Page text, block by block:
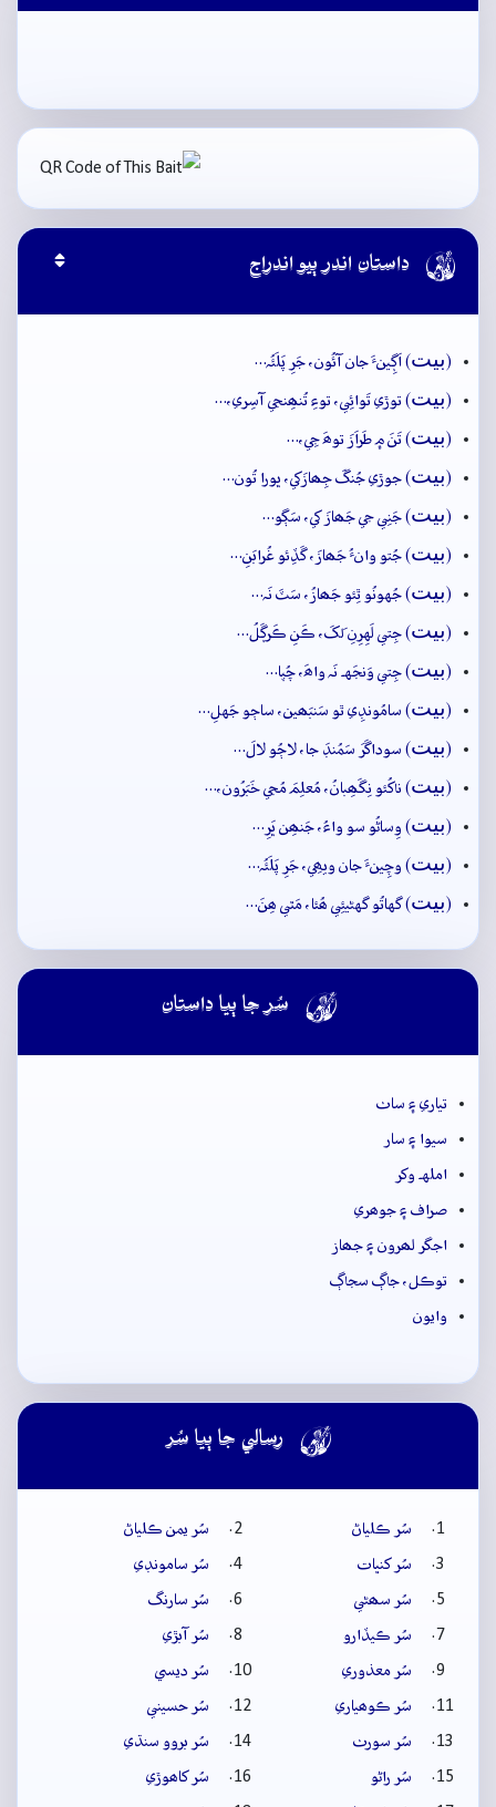
 داستان اندر ٻيو اندراج
(بيت) اَڳِينءَ جان آئُون، جَرِ پَلَئُہ…
(بيت) توڙي تَوائِي، توءِ تُنھِنجي آسِري،…
(بيت) تَنَ ۾ طَراَزَ توھَ جِي،…
(بيت) جوڙي جُنگَ جِھازَکي، ڀورا تُون…
(بيت) جَنِي جي جَھازَ کي، سَڳو…
(بيت) جُتو وانءُ جَھازَ، گَڏِئو غُرابَنِ…
(بيت) جُهونُو ٿِئو جَھازُ، سَٽَ نَہ…
(بيت) جِتي لَهِرِنِ لَکَ، ڪَنِ ڪَرڳَلُ…
(بيت) جِتي وَنجَهہ نَہ واھَ، چُپا…
(بيت) سامُونڊِي ٿو سَنبَھين، ساڄو جَهلِ…
(بيت) سوداگَرَ سَمُنڊَ جا، لاڄُو لالَ…
(بيت) ناکُئو نِگَھِبانُ، مُعلِمَ مُجي خَبَرُون،…
(بيت) وِساڻُو سو واءُ، جَنھِن ڀَرِ…
(بيت) وچِينءَ جان ويھِي، جَرِ پَلَئُہ…
(بيت) گهاتُو گهڻيئِي ھُئا، مَٿي ھِنَ…
 سُر جا ٻيا داستان
تياري ۽ ساٺ
سيوا ۽ سار
املهہ وکر
صراف ۽ جوھري
اجگر لھرون ۽ جھاز
توڪل، جاڳ سجاڳ
وايون
 رسالي جا ٻيا سُر
سُر ڪلياڻ
سُر يمن ڪلياڻ
سُر کنڀات
سُر سامونڊي
سُر سھڻي
سُر سارنگ
سُر ڪيڏارو
سُر آبڙي
سُر معذوري
سُر ديسي
سُر ڪوھياري
سُر حسيني
سُر سورٺ
سُر بروو سنڌي
سُر راڻو
سُر کاھوڙي